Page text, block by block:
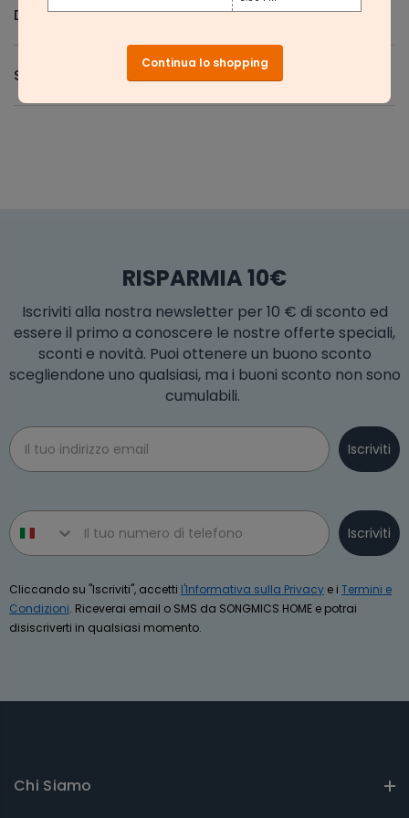
Domande e Risposte
Spedizione e Resi
RISPARMIA 10€
Iscriviti alla nostra newsletter per 10 € di sconto ed
essere il primo a conoscere le nostre offerte speciali,
sconti e novità. Puoi ottenere un buono sconto
scegliendone uno qualsiasi, ma i buoni sconto non sono
cumulabili.
Email
Iscriviti
Phone number
Iscriviti
Cliccando su "Iscriviti", accetti l'Informativa sulla Privacy e i Termini e
Condizioni. Riceverai email o SMS da SONGMICS HOME e potrai
disiscriverti in qualsiasi momento.
Chi Siamo
Continua lo shopping